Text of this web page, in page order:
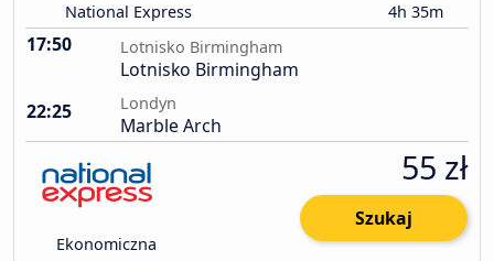
National Express 4h 35m
17:50 Lotnisko Birmingham
Lotnisko Birmingham
22:25
Londyn
Marble Arch
Ekonomiczna
55 zł
Szukaj